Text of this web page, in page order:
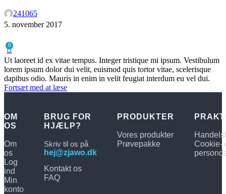
241065
5. november 2017
0
Ut laoreet id ex vitae tempus. Integer tristique mi ipsum. Vestibulum
lorem ipsum dolor dui velit, euismod quis tortor vitae, scelerisque
dapibus odio. Mauris in enim in velit feugiat interdum eu vel dui.
Fortsæt med at læse
OM
OS
Om
os
Log
ind
Min
konto
BRUG FOR
HJÆLP?
Skriv til os på
hej@zjawo.dk
Kontakt os
FAQ
PRODUKTER
Vores produkter
Prøvepakke
Cookie-